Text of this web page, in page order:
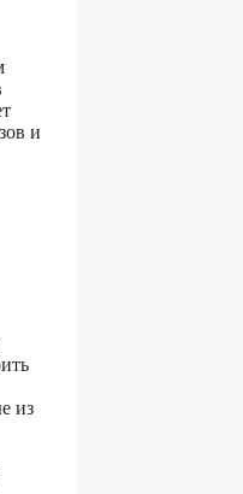
и
из